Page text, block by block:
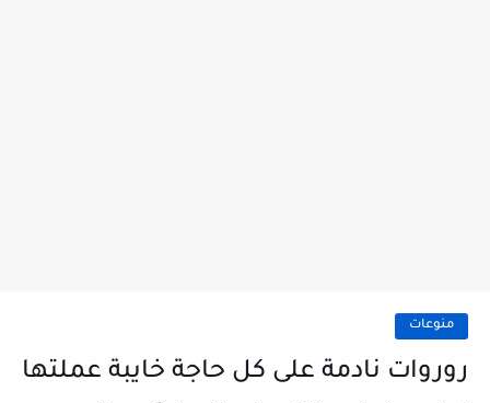
منوعات
روروات نادمة على كل حاجة خايبة عملتها